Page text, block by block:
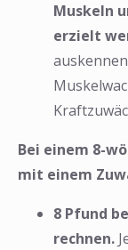
Muskeln
erzielt
Bei einem 8-
mit einem
8 Pfund
rechnen.